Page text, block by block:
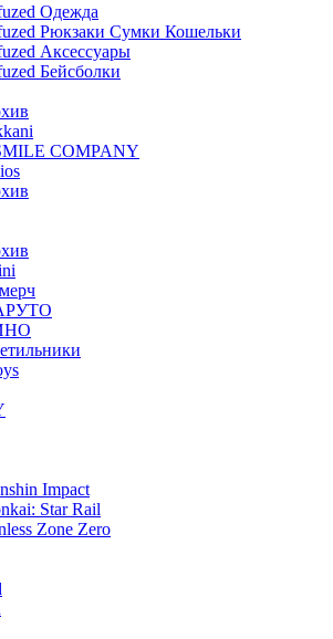
Одежда
Рюкзаки Сумки Кошельки
Аксессуары
Бейсболки
COMPANY
Impact
Star Rail
Zone Zero